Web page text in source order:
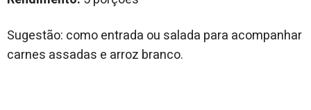
Sugestão: como entrada ou salada para acompanhar
carnes assadas e arroz branco.